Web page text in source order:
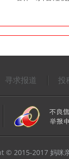
寻求报道 投
© 2015-2017 妈咪